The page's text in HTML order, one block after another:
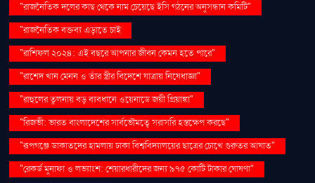
"রাজনৈতিক দলের কাছ থেকে নাম চেয়েছে ইসি গঠনের অনুসন্ধান কমিটি"
"রাজনৈতিক বক্তব্য এড়াতে চাই
"রাশিফল ২০২৪: এই বছরে আপনার জীবন কেমন হতে পারে"
"রাশেদ খান মেনন ও তাঁর স্ত্রীর বিদেশে যাত্রায় নিষেধাজ্ঞা"
"রাহুলের তুলনায় বড় ব্যবধানে ওয়েনাডে জয়ী প্রিয়াঙ্কা"
"রিজভী: ভারত বাংলাদেশের সার্বভৌমত্বে সরাসরি হস্তক্ষেপ করছে"
"রূপগঞ্জে ডাকাতদের হামলায় ঢাকা বিশ্ববিদ্যালয়ের ছাত্রের চোখে গুরুতর আঘাত"
"রেকর্ড মুনাফা ও লভ্যাংশ: শেয়ারধারীদের জন্য ৯৭৫ কোটি টাকার ঘোষণা"